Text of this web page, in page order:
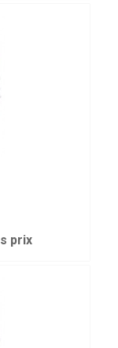
prix